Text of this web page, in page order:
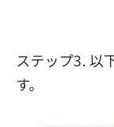
ステップ3. 以
す。